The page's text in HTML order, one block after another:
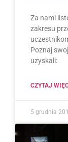
Za nami
zakresu
Poznaj
uzyskali:
CZYTAJ
5 grudnia